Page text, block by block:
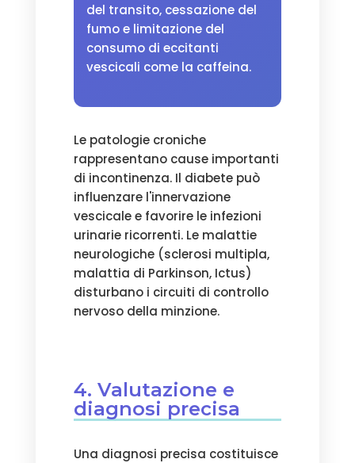
del transito, cessazione del
fumo e limitazione del
consumo di eccitanti
vescicali come la caffeina.
Le patologie croniche
rappresentano cause importanti
di incontinenza. Il diabete può
influenzare l'innervazione
vescicale e favorire le infezioni
urinarie ricorrenti. Le malattie
neurologiche (sclerosi multipla,
malattia di Parkinson, Ictus)
disturbano i circuiti di controllo
nervoso della minzione.
4. Valutazione e
diagnosi precisa
Una diagnosi precisa costituisce